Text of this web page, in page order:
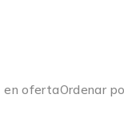
en ofertaOrdenar